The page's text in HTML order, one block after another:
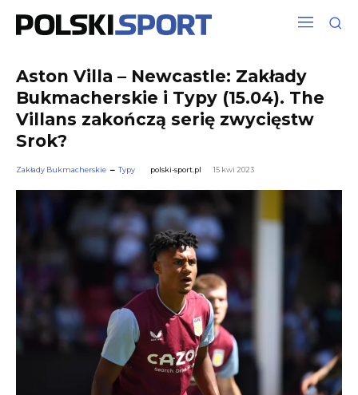
Aston Villa – Newcastle: Zakłady
Bukmacherskie i Typy (15.04). The
Villans zakończą serię zwycięstw
Srok?
Zakłady Bukmacherskie Typy polski-sport.pl 15 kwi 2023